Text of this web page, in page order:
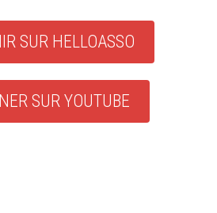
SUR HELLOASSO
SUR YOUTUBE